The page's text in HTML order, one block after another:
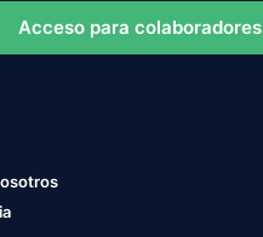
Acceso para colaboradores